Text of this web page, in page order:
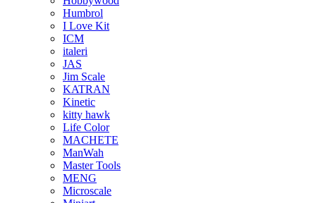
Humbrol
I Love Kit
ICM
italeri
JAS
Jim Scale
KATRAN
Kinetic
kitty hawk
Life Color
MACHETE
ManWah
Master Tools
MENG
Microscale